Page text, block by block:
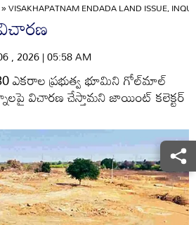
»VISAKHAPATNAM ENDADA LAND ISSUE,
, 2026 | 05:58 AM
ప్రభుత్వ భూమిని గోల్‌మాల్‌
విచారణ చేస్తామని జాయింట్‌ కలెక్టర్‌